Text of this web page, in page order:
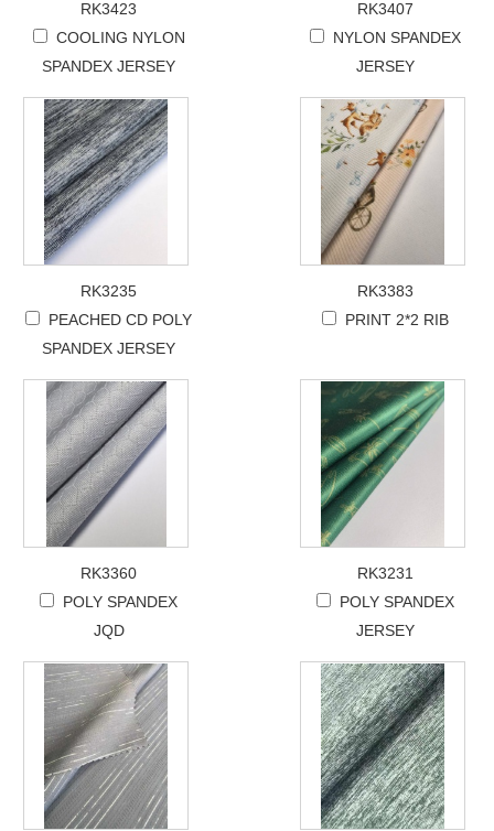
RK3423
COOLING NYLON
SPANDEX JERSEY
RK3407
NYLON SPANDEX
JERSEY
RK3235
PEACHED CD POLY
SPANDEX JERSEY
RK3383
PRINT 2*2 RIB
RK3360
POLY SPANDEX
JQD
RK3231
POLY SPANDEX
JERSEY